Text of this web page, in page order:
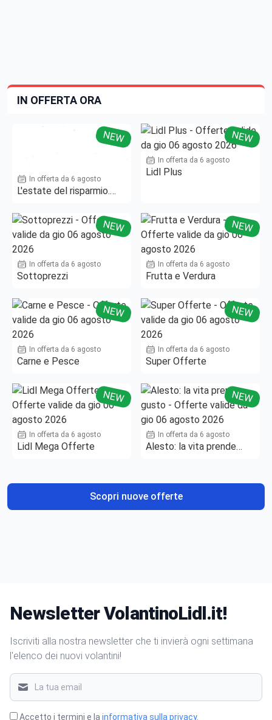
IN OFFERTA ORA
NEW
In offerta da 6 agosto
L'estate del risparmio.
NEW
In offerta da 6 agosto
Lidl Plus
NEW
In offerta da 6 agosto
Sottoprezzi
NEW
In offerta da 6 agosto
Frutta e Verdura
NEW
In offerta da 6 agosto
Carne e Pesce
NEW
In offerta da 6 agosto
Super Offerte
NEW
In offerta da 6 agosto
Lidl Mega Offerte
NEW
In offerta da 6 agosto
Alesto: la vita prende
Scopri nuove offerte
Newsletter VolantinoLidl.it!
Iscriviti alla nostra newsletter che ti invierà ogni settimana
l'elenco dei nuovi volantini!
Accetto i termini e la informativa sulla privacy.